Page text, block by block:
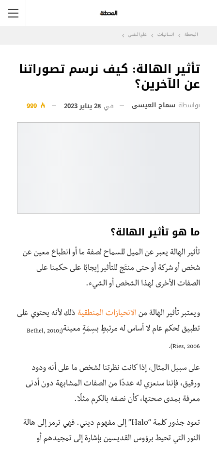
المحطة انسانيات علم النفس
تأثير الهالة: كيف نرسم تصوراتنا
عن الآخرين؟
بواسطة سماح العيسى في 28 يناير 2023
ما هو تأثير الهالة؟
تأثير الهالة يعبر عن الميل للسماح لصفة ما أو انطباع معين عن
شخص أو شركة أو حتى منتَج للتأثير إيجابًا على حكمنا على
الصفات الأخرى لهذا الشخص أو الشيء.
ويعتبر تأثير الهالة من الانحيازات المنطقية ذلك لأنه يحتوي على
تطبيق لحكم عام لا أساس له مرتبطٍ بسِمَةٍ معينة (Bethel, 2010;
Ries, 2006).
على سبيل المثال، إذا كانت نظرتنا لشخص ما على أنه ودود
ورقيق، فإننا سنعزي له عددًا من الصفات المشابهة دون أدنى
معرفة بمدى صحتها، كأن نصفه بالكرم مثلًا.
تعود جذور كلمة “Halo” إلى مفهوم ديني. فهي ترمز إلى هالة
النور التي تحيط برؤوس القديسين بإشارة إلى تمجيدهم أو